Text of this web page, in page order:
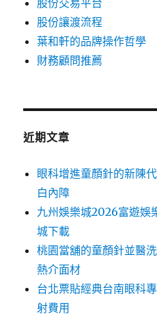
股份交易平台
股份讓渡流程
葉和軒的品牌操作哲學
財務顧問推薦
近期文章
眼科增進童顏針的新陳
白內障
九州娛樂城2026富遊娛
城下載
桃園當舖的童顏針並醫
熱介面材
台北票貼經典台南眼科
射費用